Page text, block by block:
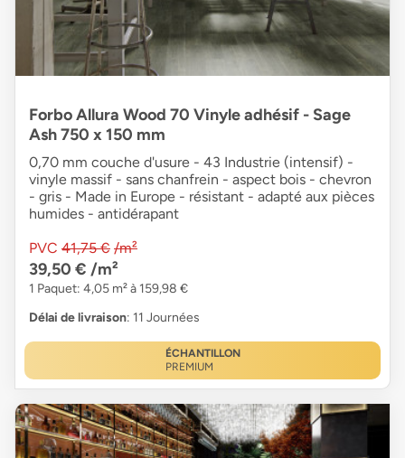
Forbo Allura Wood 70 Vinyle adhésif - Sage
Ash 750 x 150 mm
0,70 mm couche d'usure - 43 Industrie (intensif) -
vinyle massif - sans chanfrein - aspect bois - chevron
- gris - Made in Europe - résistant - adapté aux pièces
humides - antidérapant
PVC 41,75 € /m²
39,50 € /m²
1 Paquet: 4,05 m² à 159,98 €
Délai de livraison: 11 Journées
ÉCHANTILLON
PREMIUM